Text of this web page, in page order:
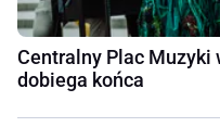
Centralny Plac Muzyki
dobiega końca